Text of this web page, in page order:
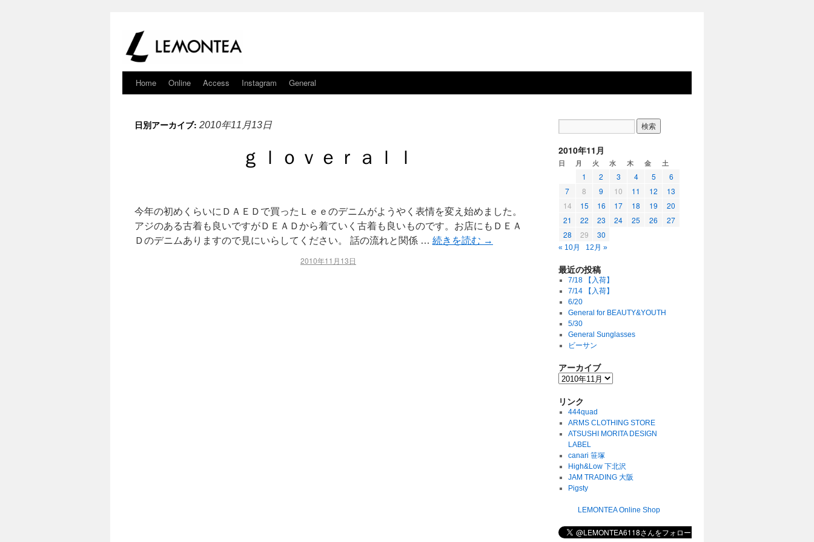
Home Online Access Instagram General
日別アーカイブ: 2010年11月13日
ｇｌｏｖｅｒａｌｌ
今年の初めくらいにＤＡＥＤで買ったＬｅｅのデニムがようやく表情を変え始めました。
アジのある古着も良いですがＤＥＡＤから着ていく古着も良いものです。お店にもＤＥＡ
Ｄのデニムありますので見にいらしてください。 話の流れと関係 … 続きを読む →
2010年11月13日
2010年11月
日 月 火 水 木 金 土
1 2 3 4 5
6
7
8 9 10 11 12
13
14
15 16 17 18 19
20
21
22 23 24 25 26
27
28
29 30
« 10月 12月 »
最近の投稿
7/18 【入荷】
7/14 【入荷】
6/20
General for BEAUTY&YOUTH
5/30
General Sunglasses
ビーサン
アーカイブ
リンク
444quad
ARMS CLOTHING STORE
ATSUSHI MORITA DESIGN
LABEL
canari 笹塚
High&Low 下北沢
JAM TRADING 大阪
Pigsty
LEMONTEA Online Shop